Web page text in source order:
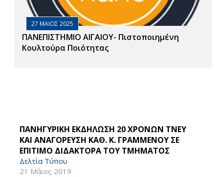
27 ΜΑΙΟΣ 2025
ΠΑΝΕΠΙΣΤΗΜΙΟ ΑΙΓΑΙΟΥ- Πιστοποιημένη
Κουλτούρα Ποιότητας
ΠΑΝΗΓΥΡΙΚΗ ΕΚΔΗΛΩΣΗ 20 ΧΡΟΝΩΝ ΤΝΕΥ
ΚΑΙ ΑΝΑΓΟΡΕΥΣΗ ΚΑΘ. Κ. ΓΡΑΜΜΕΝΟΥ ΣΕ
ΕΠΙΤΙΜΟ ΔΙΔΑΚΤΟΡΑ ΤΟΥ ΤΜΗΜΑΤΟΣ
Δελτία Τύπου
21 Μάιος 2019